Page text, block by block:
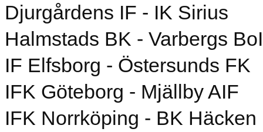
Djurgårdens IF - IK Sirius
Halmstads BK - Varbergs
IF Elfsborg - Östersunds FK
IFK Göteborg - Mjällby AIF
IFK Norrköping - BK Häcken